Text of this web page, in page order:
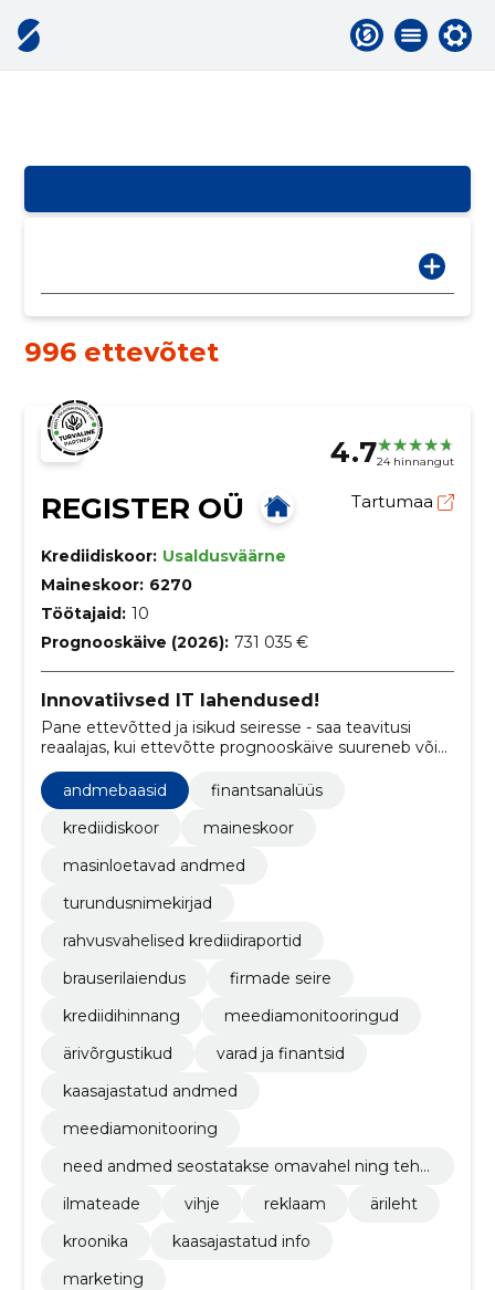
996 ettevõtet
4.724 hinnangut
REGISTER OÜ Tartumaa
Krediidiskoor: Usaldusväärne
Maineskoor: 6270
Töötajaid: 10
Prognooskäive (2026): 731 035 €
Innovatiivsed IT lahendused!
Pane ettevõtted ja isikud seiresse - saa teavitusi
reaalajas, kui ettevõtte prognooskäive suureneb või
juhatuse liikme firmad on muutumas maksejõuetuks!
andmebaasid
finantsanalüüs
krediidiskoor
maineskoor
masinloetavad andmed
turundusnimekirjad
rahvusvahelised krediidiraportid
brauserilaiendus
firmade seire
krediidihinnang
meediamonitooringud
ärivõrgustikud
varad ja finantsid
kaasajastatud andmed
meediamonitooring
need andmed seostatakse omavahel ning teha
s.
ilmateade vihje reklaam
ärileht
kroonika
kaasajastatud info
marketing